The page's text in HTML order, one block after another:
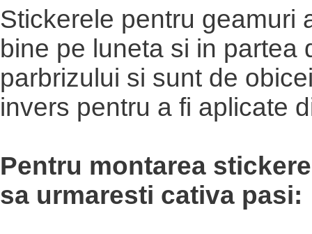
Stickerele pentru geamuri
bine pe luneta si in partea
parbrizului si sunt de
invers pentru a fi aplicate
Pentru montarea
sa urmaresti cativa pasi: